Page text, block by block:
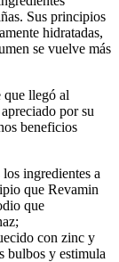
Sus principios
hidratadas,
se vuelve más
que llegó al
por su
beneficios
ingredientes a
que Revamin
que
con zinc y
bulbos y estimula